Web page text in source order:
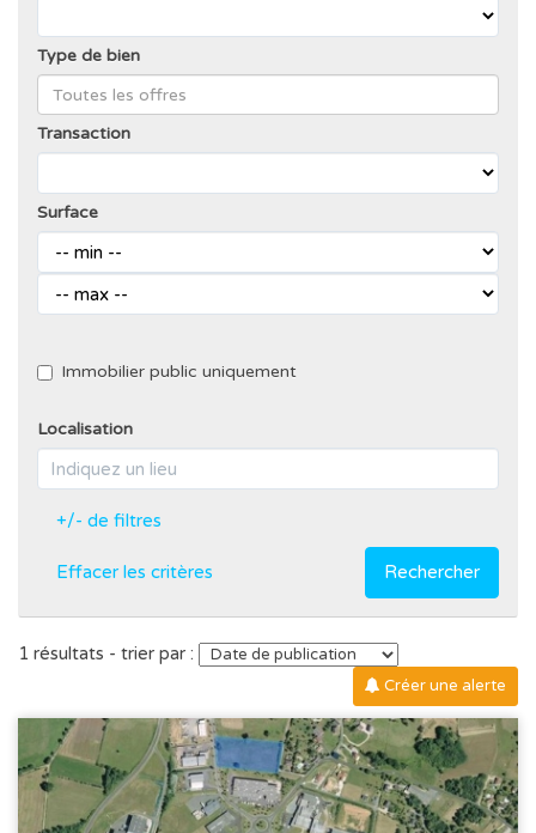
Type de bien
Transaction
Surface
Immobilier public uniquement
Localisation
+/- de filtres
Effacer les critères Rechercher
1 résultats - trier par :
Créer une alerte